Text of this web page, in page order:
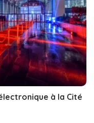
à la Cité